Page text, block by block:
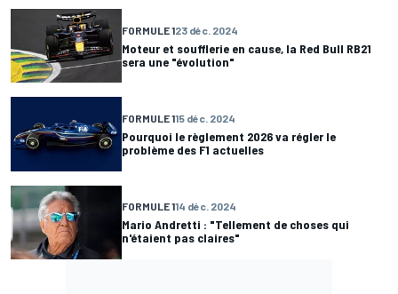
FORMULE 123 déc. 2024
Moteur et soufflerie en cause, la Red Bull RB21
sera une "évolution"
FORMULE 115 déc. 2024
Pourquoi le règlement 2026 va régler le
problème des F1 actuelles
FORMULE 114 déc. 2024
Mario Andretti : "Tellement de choses qui
n'étaient pas claires"